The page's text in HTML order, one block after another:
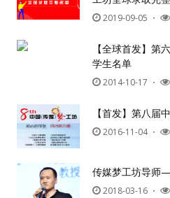
记住我的登录状态
2019-09-05 ・
【全球首发】第
学生名单
2014-10-17 ・
【首发】第八届
2016-11-04・
传媒梦工坊导师
2018-03-16 ・